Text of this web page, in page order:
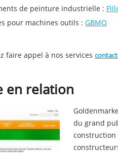
de peinture industrielle :
pour machines outils : GBMO
faire appel à nos services
en relation
du grand